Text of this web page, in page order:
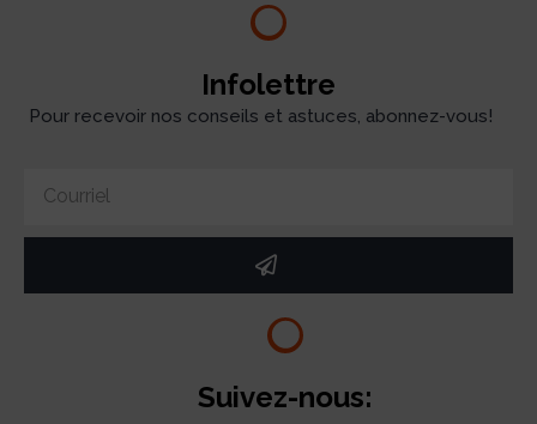
Infolettre
Pour recevoir nos conseils et astuces, abonnez-vous!
Suivez-nous: